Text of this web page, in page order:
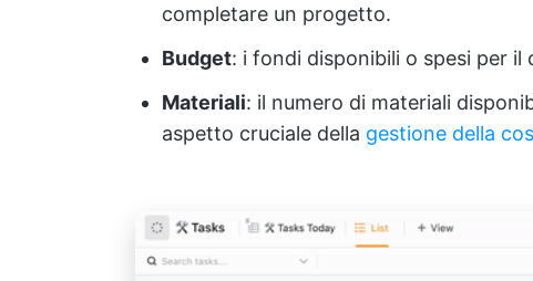
completare un progetto.
Budget: i fondi disponibili o spesi per
Materiali: il numero di materiali
aspetto cruciale della gestione della